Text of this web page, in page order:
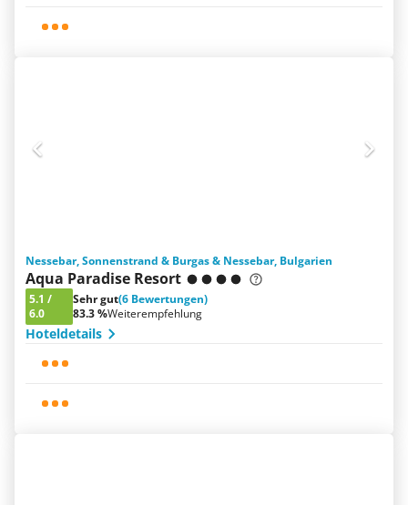
Nessebar, Sonnenstrand & Burgas & Nessebar, Bulgarien
Aqua Paradise Resort
5.1 /
6.0
Sehr gut(6 Bewertungen)
83.3 %Weiterempfehlung
Hoteldetails